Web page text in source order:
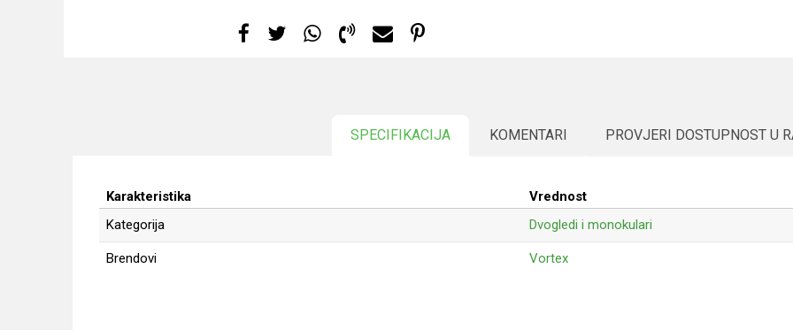
SPECIFIKACIJA KOMENTARI PROVJERI DOSTUPNOST U
Karakteristika
Vrednost
Kategorija
Dvogledi i monokulari
Brendovi Vortex